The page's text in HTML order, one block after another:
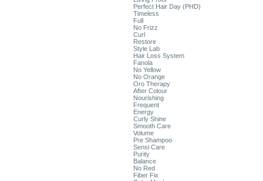
Perfect Hair Day (PHD)
Timeless
Full
No Frizz
Curl
Restore
Style Lab
Hair Loss System
Fanola
No Yellow
No Orange
Oro Therapy
After Colour
Nourishing
Frequent
Energy
Curly Shine
Smooth Care
Volume
Pre Shampoo
Sensi Care
Purity
Balance
No Red
Fiber Fix